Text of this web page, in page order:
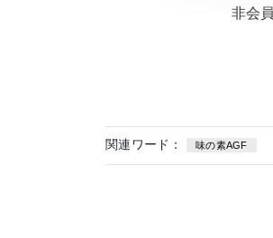
非会
関連ワード： 味の素AGF